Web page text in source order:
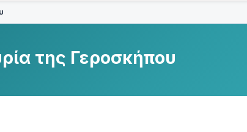
της Γεροσκήπου